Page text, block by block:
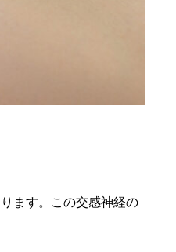
ます。この交感神経の